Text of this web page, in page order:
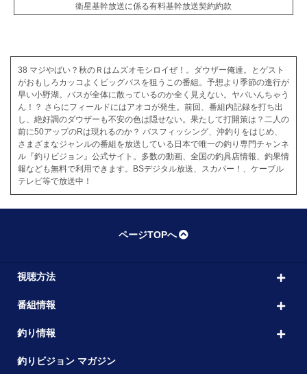
衛星基幹放送に係る有料基幹放送契約約款
38 マジやばい？秋のＲはムズオモシロイぜ！。ダウザー俺達。とゲスト
がおもしろカッコよくビッグバスを狙うこの番組。予想より季節の進行が
早い小野湖。バスが全体に散っているのか全く見えない。ヤバいんちゃう
ん！？ さらにフィールドにはアオコが発生。前回、番組内記録を打ち出
し、絶好調のダウザーも不安の色は隠せない。果たして打開策は？二人の
前に50アップのRは現れるのか？ バスフィッシング、沖釣りをはじめ、
さまざまなジャンルの番組を放送している日本で唯一の釣り専門チャンネ
ル『釣りビジョン』公式サイト。多数の動画、全国の釣具店情報、釣果情
報なども無料で利用できます。BSデジタル放送、スカパー！、ケーブル
テレビ等で放送中！
ページTOPへ
視聴方法
番組情報
釣り情報
釣りビジョン マガジン